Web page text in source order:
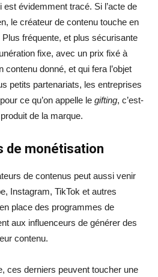
est évidemment tracé. Si l’acte de
le créateur de contenu touche en
fréquente, et plus sécurisante
fixe, avec un prix fixé à
contenu donné, et qui fera l’objet
petits partenariats, les entreprises
ce qu’on appelle le gifting, c’est-
de la marque.
de monétisation
de contenus peut aussi venir
Instagram, TikTok et autres
place des programmes de
aux influenceurs de générer des
contenu.
ces derniers peuvent toucher une